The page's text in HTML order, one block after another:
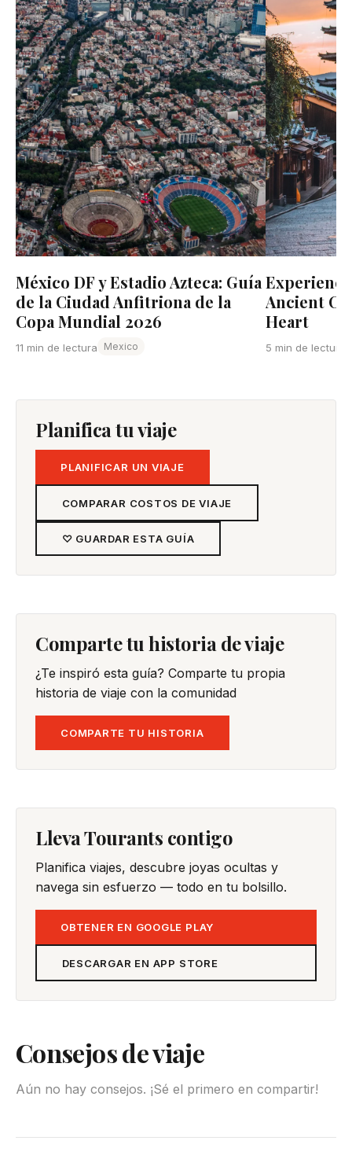
México DF y Estadio Azteca: Guía
de la Ciudad Anfitriona de la
Copa Mundial 2026
11 min de lectura Mexico
Ancient
Heart
5 min de lectura
Planifica tu viaje
PLANIFICAR UN VIAJE
COMPARAR COSTOS DE VIAJE
♡ GUARDAR ESTA GUÍA
Comparte tu historia de viaje
¿Te inspiró esta guía? Comparte tu propia
historia de viaje con la comunidad
COMPARTE TU HISTORIA
Lleva Tourants contigo
Planifica viajes, descubre joyas ocultas y
navega sin esfuerzo — todo en tu bolsillo.
OBTENER EN GOOGLE PLAY
DESCARGAR EN APP STORE
Consejos de viaje
Aún no hay consejos. ¡Sé el primero en compartir!